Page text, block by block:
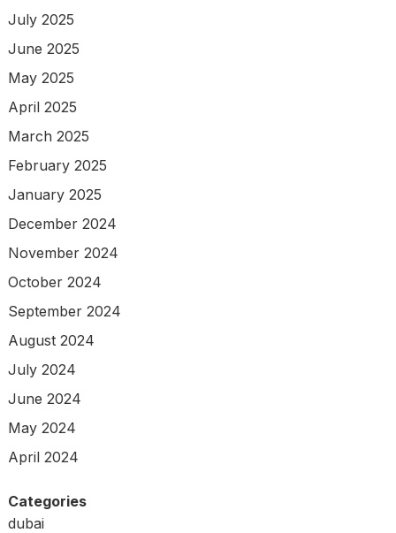
July 2025
June 2025
May 2025
April 2025
March 2025
February 2025
January 2025
December 2024
November 2024
October 2024
September 2024
August 2024
July 2024
June 2024
May 2024
April 2024
Categories
dubai